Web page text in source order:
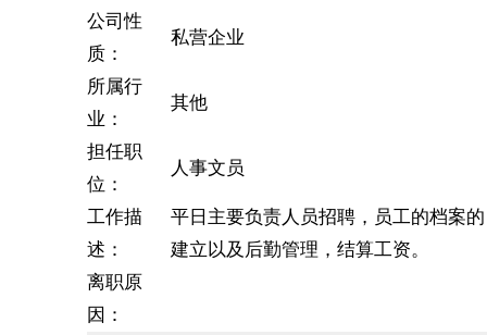
公司性
质：
私营企业
所属行
业：
其他
担任职
位：
人事文员
工作描
述：
平日主要负责人员招聘，员工的档案的
建立以及后勤管理，结算工资。
离职原
因：